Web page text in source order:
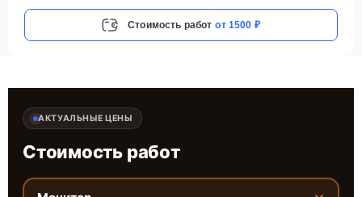
Стоимость работ от 1500 ₽
АКТУАЛЬНЫЕ ЦЕНЫ
Стоимость работ